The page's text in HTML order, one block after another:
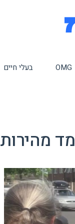
OMG בעלי חיים
מד מהירות